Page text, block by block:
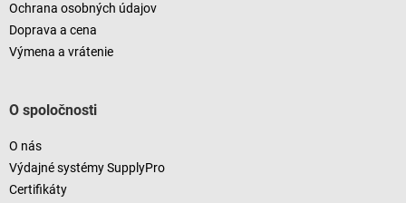
Ochrana osobných údajov
Doprava a cena
Výmena a vrátenie
O spoločnosti
O nás
Výdajné systémy SupplyPro
Certifikáty